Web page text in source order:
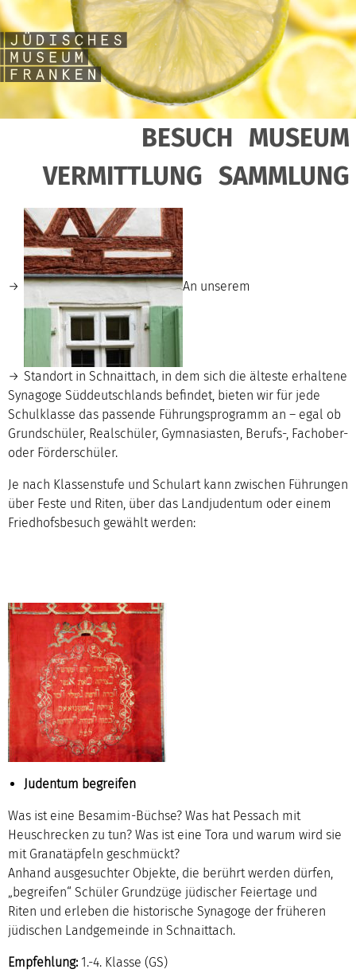
BESUCH MUSEUM
VERMITTLUNG SAMMLUNG
An unserem
Standort in Schnaittach , in dem sich die älteste erhaltene
Synagoge Süddeutschlands befindet, bieten wir für jede
Schulklasse das passende Führungsprogramm an – egal ob
Grundschüler, Realschüler, Gymnasiasten, Berufs-, Fachober-
oder Förderschüler.
Je nach Klassenstufe und Schulart kann zwischen Führungen
über Feste und Riten, über das Landjudentum oder einem
Friedhofsbesuch gewählt werden:
Judentum begreifen
Was ist eine Besamim-Büchse? Was hat Pessach mit
Heuschrecken zu tun? Was ist eine Tora und warum wird sie
mit Granatäpfeln geschmückt?
Anhand ausgesuchter Objekte, die berührt werden dürfen,
„begreifen“ Schüler Grundzüge jüdischer Feiertage und
Riten und erleben die historische Synagoge der früheren
jüdischen Landgemeinde in Schnaittach.
Empfehlung: 1.-4. Klasse (GS)